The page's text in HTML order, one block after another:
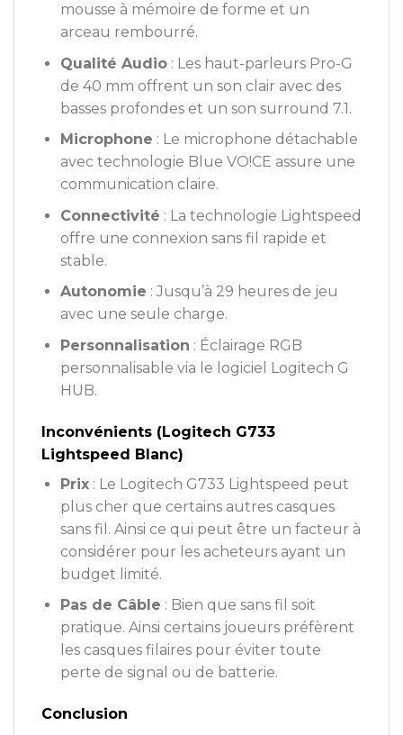
mousse à mémoire de forme et un
arceau rembourré.
Qualité Audio: Les haut-parleurs Pro-G
de 40 mm offrent un son clair avec des
basses profondes et un son surround 7.1.
Microphone : Le microphone détachable
avec technologie Blue VO!CE assure une
communication claire.
Connectivité : La technologie Lightspeed
offre une connexion sans fil rapide et
stable.
Autonomie : Jusqu’à 29 heures de jeu
avec une seule charge.
Personnalisation : Éclairage RGB
personnalisable via le logiciel Logitech G
HUB.
Inconvénients (Logitech G733
Lightspeed Blanc)
Prix: Le Logitech G733 Lightspeed peut
plus cher que certains autres casques
sans fil. Ainsi ce qui peut être un facteur à
considérer pour les acheteurs ayant un
budget limité.
Pas de Câble : Bien que sans fil soit
pratique. Ainsi certains joueurs préfèrent
les casques filaires pour éviter toute
perte de signal ou de batterie.
Conclusion